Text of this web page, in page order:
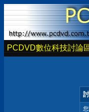
PCDVD數位科技討論